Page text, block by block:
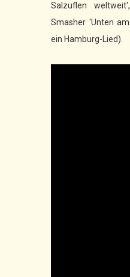
Salzuflen
Smasher 'Unten
ein Hamburg-Lied).